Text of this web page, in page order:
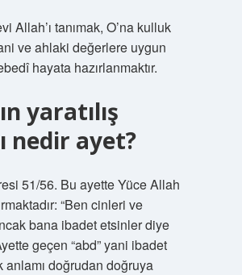
Allah’ı tanımak, O’na kulluk
ve ahlaki değerlere uygun
hayata hazırlanmaktır.
yaratılış
nedir ayet?
51/56. Bu ayette Yüce Allah
“Ben cinleri ve
bana ibadet etsinler diye
geçen “abd” yani ibadet
anlamı doğrudan doğruya